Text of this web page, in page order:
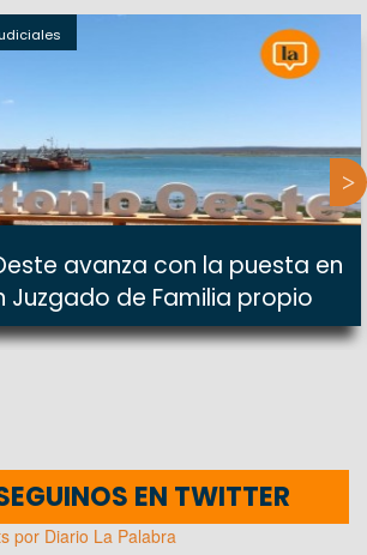
avanza con la puesta en
Juzgado de Familia propio
EN TWITTER
por Diario La Palabra